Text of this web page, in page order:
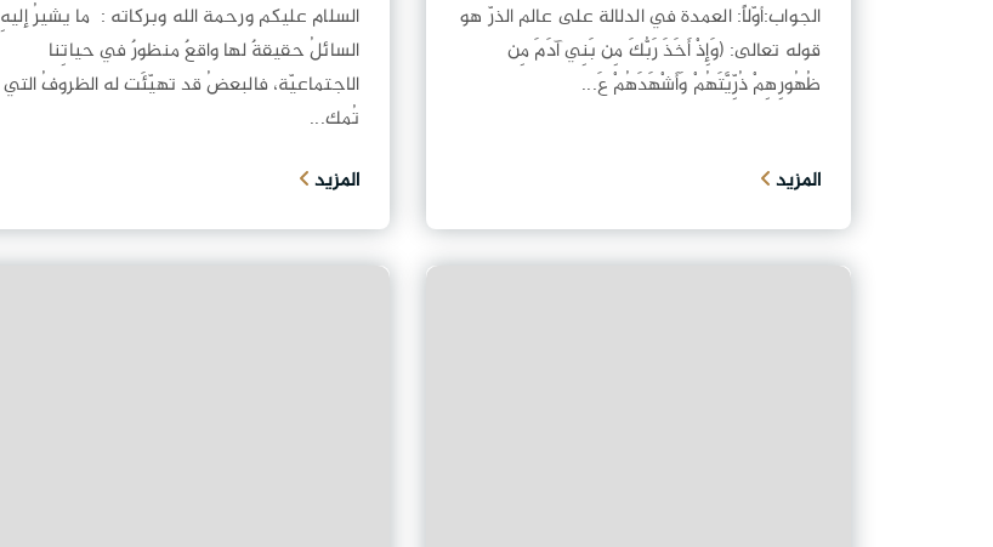
الجواب:أوّلاً: العمدة في الدلالة على عالم الذرّ هو
قوله تعالى: (وَإِذْ أَخَذَ رَبُّكَ مِن بَنِي آدَمَ مِن
ظُهُورِهِمْ ذُرِّيَّتَهُمْ وَأَشْهَدَهُمْ عَ...
المزيد
السلام عليكم ورحمة الله وبركاته : ما يشيرُ إليهِ
السائلُ حقيقةٌ لها واقعٌ منظورٌ في حياتِنا
الاجتماعيّة، فالبعضُ قد تهيّئَت له الظروفُ التي
تُمك...
المزيد